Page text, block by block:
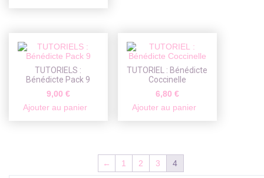
TUTORIELS :
Bénédicte Pack 9
9,00 €
Ajouter au panier
TUTORIEL : Bénédicte
Coccinelle
6,80 €
Ajouter au panier
← 1 2 3 4